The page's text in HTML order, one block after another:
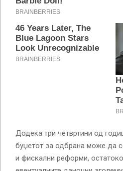
Додека три четвртини од
буџетот за одбрана може да
и фискални реформи,